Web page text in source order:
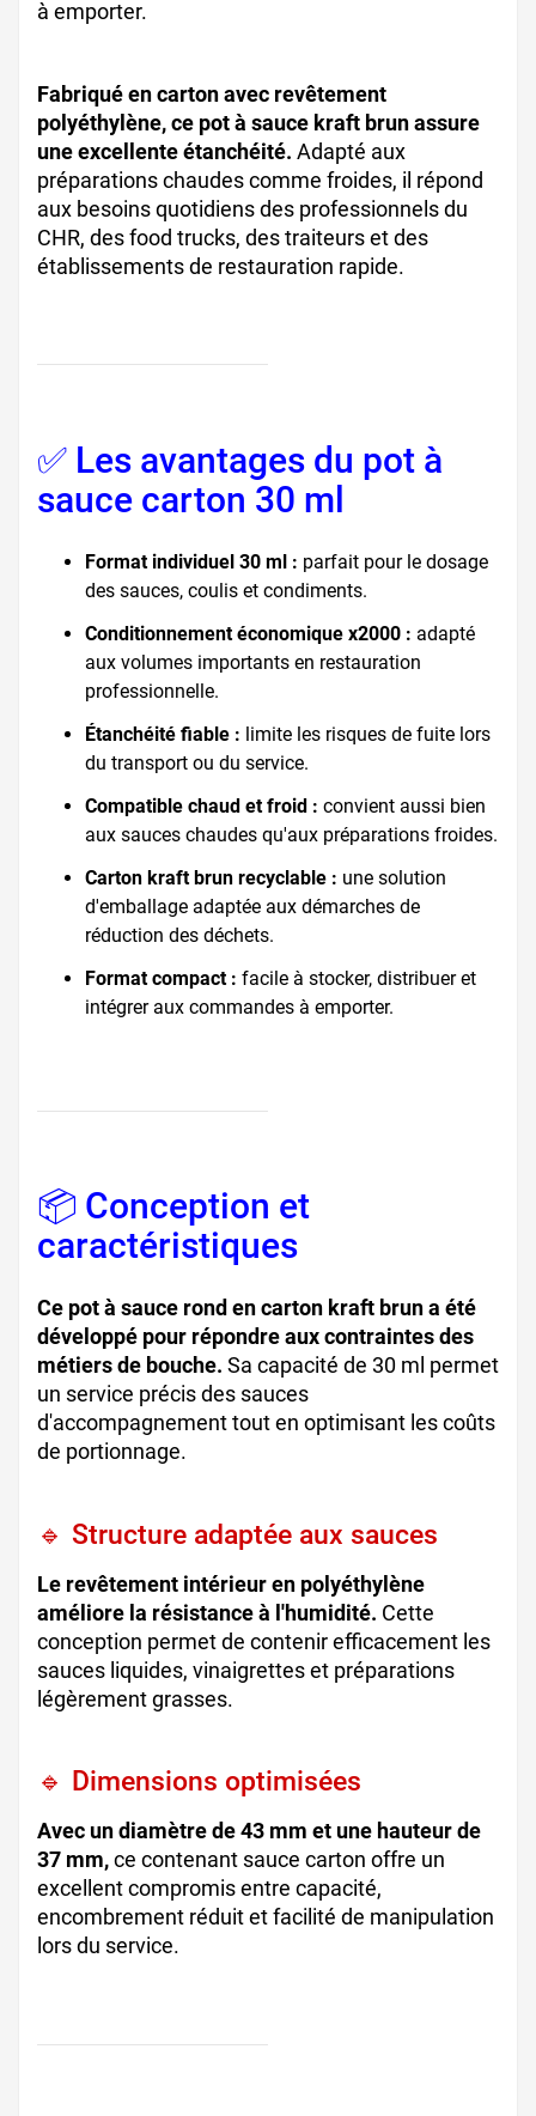
à emporter.
Fabriqué en carton avec revêtement
polyéthylène, ce pot à sauce kraft brun assure
une excellente étanchéité. Adapté aux
préparations chaudes comme froides, il répond
aux besoins quotidiens des professionnels du
CHR, des food trucks, des traiteurs et des
établissements de restauration rapide.
✅ Les avantages du pot à
sauce carton 30 ml
Format individuel 30 ml : parfait pour le dosage
des sauces, coulis et condiments.
Conditionnement économique x2000 : adapté
aux volumes importants en restauration
professionnelle.
Étanchéité fiable : limite les risques de fuite lors
du transport ou du service.
Compatible chaud et froid : convient aussi bien
aux sauces chaudes qu'aux préparations froides.
Carton kraft brun recyclable : une solution
d'emballage adaptée aux démarches de
réduction des déchets.
Format compact : facile à stocker, distribuer et
intégrer aux commandes à emporter.
📦 Conception et
caractéristiques
Ce pot à sauce rond en carton kraft brun a été
développé pour répondre aux contraintes des
métiers de bouche. Sa capacité de 30 ml permet
un service précis des sauces
d'accompagnement tout en optimisant les coûts
de portionnage.
🔹 Structure adaptée aux sauces
Le revêtement intérieur en polyéthylène
améliore la résistance à l'humidité. Cette
conception permet de contenir efficacement les
sauces liquides, vinaigrettes et préparations
légèrement grasses.
🔹 Dimensions optimisées
Avec un diamètre de 43 mm et une hauteur de
37 mm,ce contenant sauce carton offre un
excellent compromis entre capacité,
encombrement réduit et facilité de manipulation
lors du service.